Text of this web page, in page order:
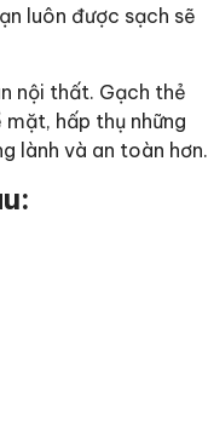
luôn được sạch sẽ
nội thất. Gạch thẻ
hấp thụ những
lành và an toàn hơn.